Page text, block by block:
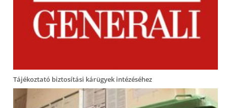
Tájékoztató biztosítási kárügyek intézéséhez